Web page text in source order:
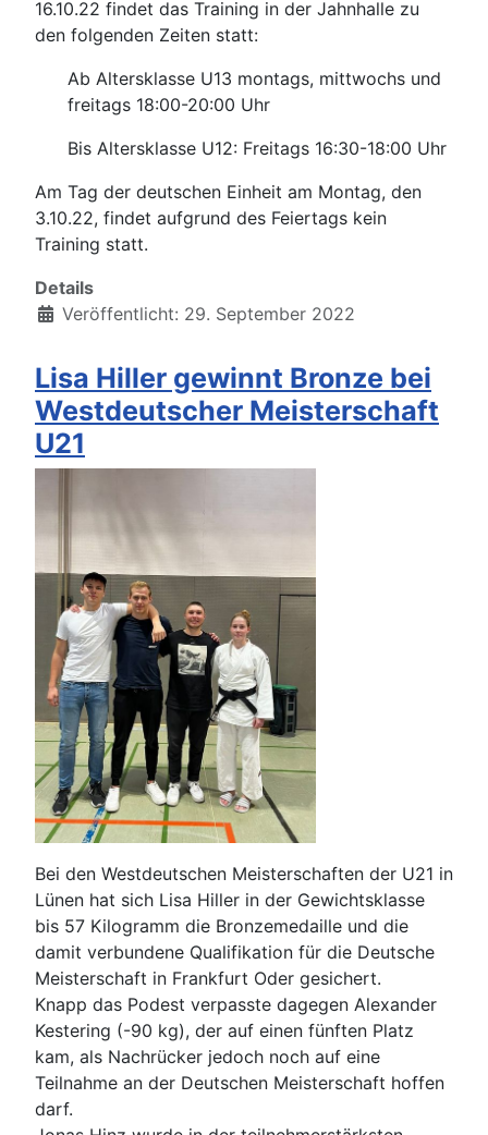
16.10.22 findet das Training in der Jahnhalle zu
den folgenden Zeiten statt:
Ab Altersklasse U13 montags, mittwochs und
freitags 18:00-20:00 Uhr
Bis Altersklasse U12: Freitags 16:30-18:00 Uhr
Am Tag der deutschen Einheit am Montag, den
3.10.22, findet aufgrund des Feiertags kein
Training statt.
Details
Veröffentlicht: 29. September 2022
Lisa Hiller gewinnt Bronze bei
Westdeutscher Meisterschaft
U21
Bei den Westdeutschen Meisterschaften der U21 in
Lünen hat sich Lisa Hiller in der Gewichtsklasse
bis 57 Kilogramm die Bronzemedaille und die
damit verbundene Qualifikation für die Deutsche
Meisterschaft in Frankfurt Oder gesichert.
Knapp das Podest verpasste dagegen Alexander
Kestering (-90 kg), der auf einen fünften Platz
kam, als Nachrücker jedoch noch auf eine
Teilnahme an der Deutschen Meisterschaft hoffen
darf.